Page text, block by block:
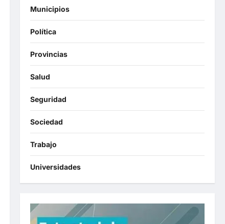
Municipios
Política
Provincias
Salud
Seguridad
Sociedad
Trabajo
Universidades